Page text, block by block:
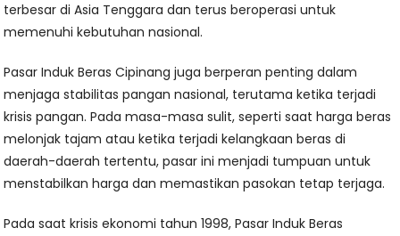
terbesar di Asia Tenggara dan terus beroperasi untuk
memenuhi kebutuhan nasional.
Pasar Induk Beras Cipinang juga berperan penting dalam
menjaga stabilitas pangan nasional, terutama ketika terjadi
krisis pangan. Pada masa-masa sulit, seperti saat harga beras
melonjak tajam atau ketika terjadi kelangkaan beras di
daerah-daerah tertentu, pasar ini menjadi tumpuan untuk
menstabilkan harga dan memastikan pasokan tetap terjaga.
Pada saat krisis ekonomi tahun 1998, Pasar Induk Beras